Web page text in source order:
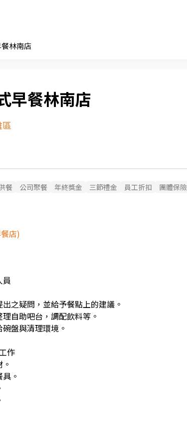
林南店
早餐林南店
餐 公司聚餐 年終獎金 三節禮金 員工折扣 團體保險
店)
之疑問，並給予餐點上的建議。
自助吧台，調配飲料等。
盤與清理環境。
作
。